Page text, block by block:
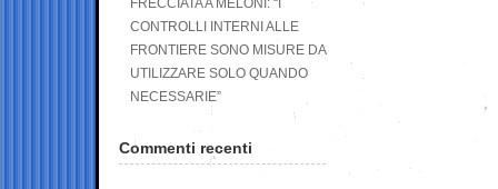
FRECCIATA A MELONI: “I
CONTROLLI INTERNI ALLE
FRONTIERE SONO MISURE DA
UTILIZZARE SOLO QUANDO
NECESSARIE”
Commenti recenti